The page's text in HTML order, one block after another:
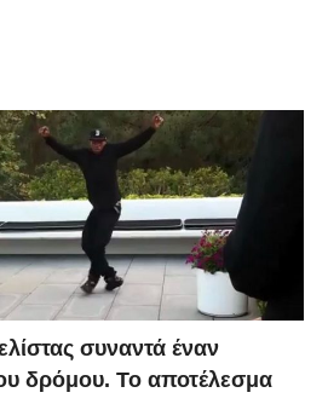
συναντά έναν
δρόμου. Το αποτέλεσμα